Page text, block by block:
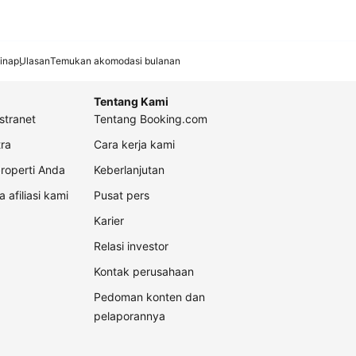
UlasanTemukan akomodasi bulanan
Anda
afiliasi kami
Tentang Kami
Tentang Booking.com
Cara kerja kami
Keberlanjutan
Pusat pers
Karier
Relasi investor
Kontak perusahaan
Pedoman konten dan
pelaporannya